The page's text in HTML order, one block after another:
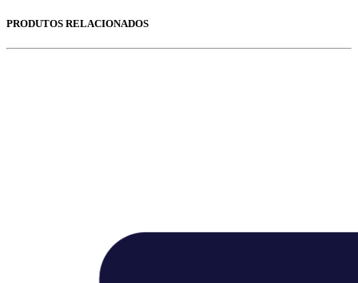
PRODUTOS RELACIONADOS